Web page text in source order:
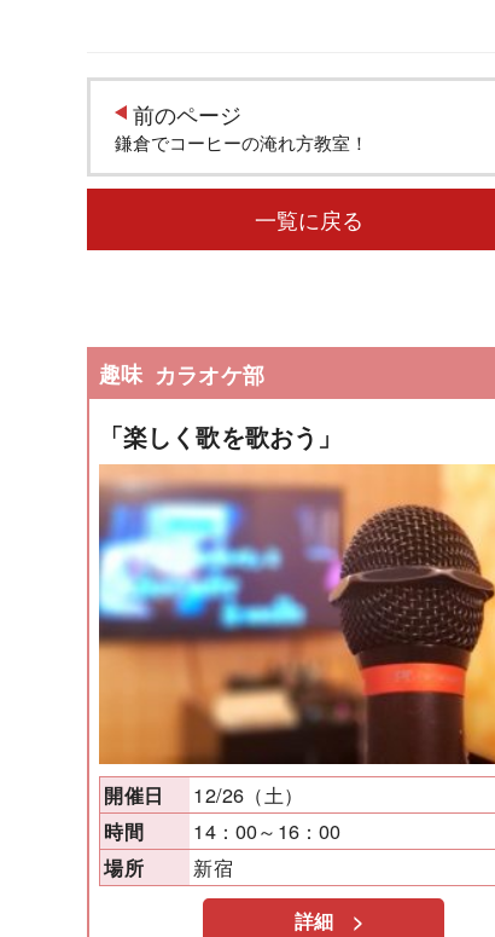
前のページ
鎌倉でコーヒーの淹れ方教室！
一覧に戻る
趣味 カラオケ部
「楽しく歌を歌おう」
開催日 12/26（土）
時間 14：00～16：00
場所 新宿
詳細 >